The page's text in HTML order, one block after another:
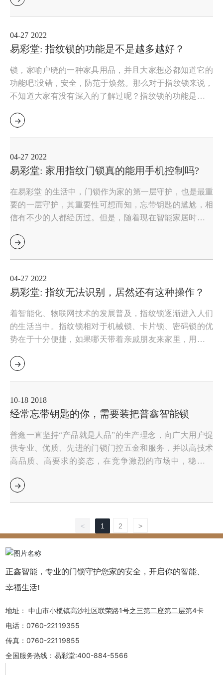
04-27 2022
易彩堂: 指纹锁的功能是不是越多越好？
锁，家喻户晓的一种家具用品，并且大家想必都知道它的
功能吧!没错，安全，防范于焕然。那么对于指纹锁来说，
不知道大家有没有深入的了解过呢？指纹锁的功能是不是
04-27 2022
易彩堂: 家用指纹门锁真的能用手机控制吗?
在易彩堂 的生活中，门锁作为家的第一层守护，也是最重
要的一层守护，其重要性可想而知，忘带钥匙的尴尬，相
信有不少的人都经历过。但是，随着现在智能家居时代的
人们可以通过指纹、密码、手机、人脸识别……等方式来
04-27 2022
易彩堂: 指纹无法识别，居然还有这种操作？
着智能化、物联网技术的发展普及，指纹锁逐渐进入人们
的生活当中。指纹锁相对于机械锁、卡片锁、密码锁的优
势在于十分便捷，如果哪天带着亲戚朋友来家里，用手指
有面子。也不用担心家里的老人小孩忘记带钥匙了，轻轻
10-18 2018
经常忘带钥匙的你，需要装把普鑫智能锁
普鑫一直坚持“产品就是人品”的生产理念，向广大用户提
供专业、优质、先进的门锁门控五金和服务，并以高技术
高品质、高要求的姿态，在竞争激烈的市场中，稳步前
< 1 2 >
正鑫智能，专业的门锁守护您家的安全，开启你的智能、
幸福生活!
地址：中山市小榄镇高沙社区联荣路1号之三第二座第二层第4卡
电话：0760-22119355
传真：0760-22119855
全国服务热线：易彩堂:400-884-5566